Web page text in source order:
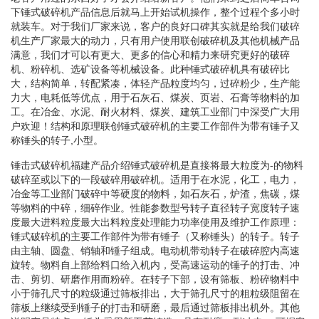
下锤式破碎机产品信息后就马上开始试机操作，整个过程个多小时
就装车。对于我们厂家来说，客户的良好口碑其实就是给我们破碎
机生产厂家最大的动力，只有用户使用联创破碎机及其他机械产品
满意，我们才可以有更大、更多的信心和精力来研究更好的破碎
机、粉碎机、选矿设备等机械设备。此种锤式破碎机具有破碎比
大，结构简单，转配紧凑，体轻产品粒度均匀，过碎粉少，生产能
力大，电耗低等优点，用于石灰石、煤炭、页岩、石膏等物料的加
工。在冶金、水泥、耐火材料、煤炭、建筑工业部门中深受广大用
户欢迎！结构和原理联创锤式破碎机的主要工作部件为带有锤子又
称锤头的转子,小型。
锤击式破碎机福建产品介绍锤式破碎机是直接将最大粒度为-的物料
破碎至或以下的一段破碎用破碎机。适用于在水泥，化工，电力，
冶金等工业部门破碎中等硬度的物料，如石灰石，炉渣，焦碳，煤
等物料的中碎，细碎作业。性能参数型号转子直径转子宽度转子速
度最大进料粒度最大出料粒度处理能力功率使用及维护工作原理：
锤式破碎机的主要工作部件为带有锤子（又称锤头）的转子。转子
由主轴、圆盘、销轴和锤子组成。电动机带动转子在破碎腔内高速
旋转。物料自上部给料口给入机内，受高速运动的锤子的打击、冲
击、剪切、研磨作用而粉碎。在转子下部，设有筛板、粉碎物料中
小于筛孔尺寸的粒级通过筛板排出，大于筛孔尺寸的粗粒级阻留在
筛板上继续受到锤子的打击和研磨，最后通过筛板排出机外。其他